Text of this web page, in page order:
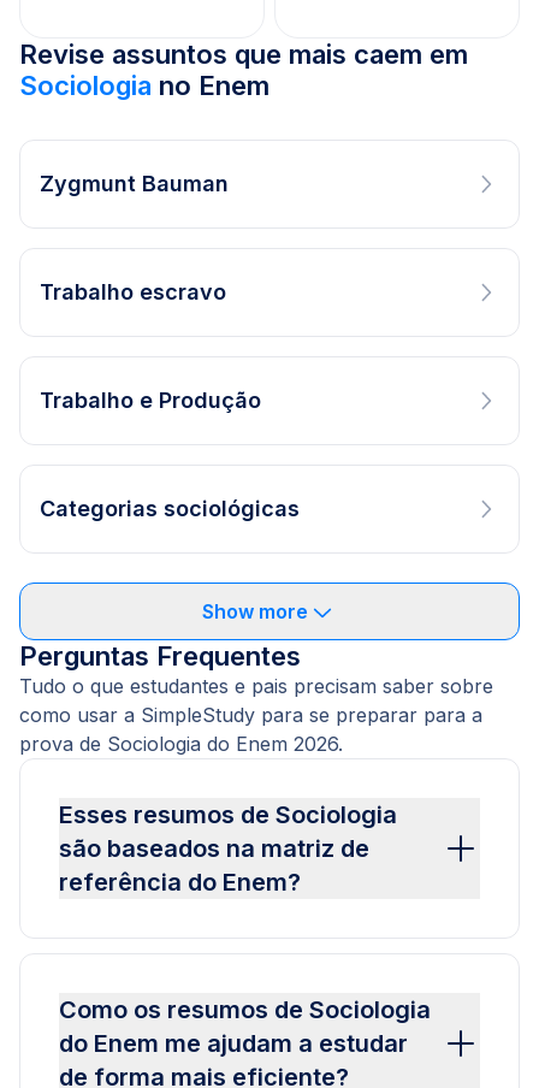
Revise assuntos que mais caem em
Sociologia no Enem
Zygmunt Bauman
Trabalho escravo
Trabalho e Produção
Categorias sociológicas
Show more
Perguntas Frequentes
Tudo o que estudantes e pais precisam saber sobre
como usar a SimpleStudy para se preparar para a
prova de Sociologia do Enem 2026.
Esses resumos de Sociologia
são baseados na matriz de
referência do Enem?
Como os resumos de Sociologia
do Enem me ajudam a estudar
de forma mais eficiente?